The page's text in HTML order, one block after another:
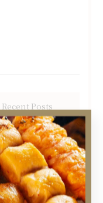
Recent Posts
2026/08/07
居酒屋の完成された魅力を中野区と千代田区から深掘り徹底ガイド